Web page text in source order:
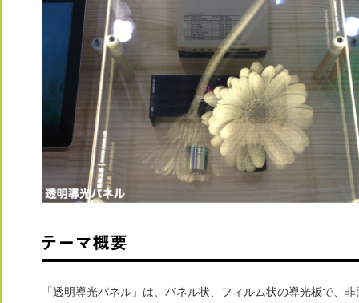
「透明導光パネル」は、パネル状、フィルム状の導光板で、